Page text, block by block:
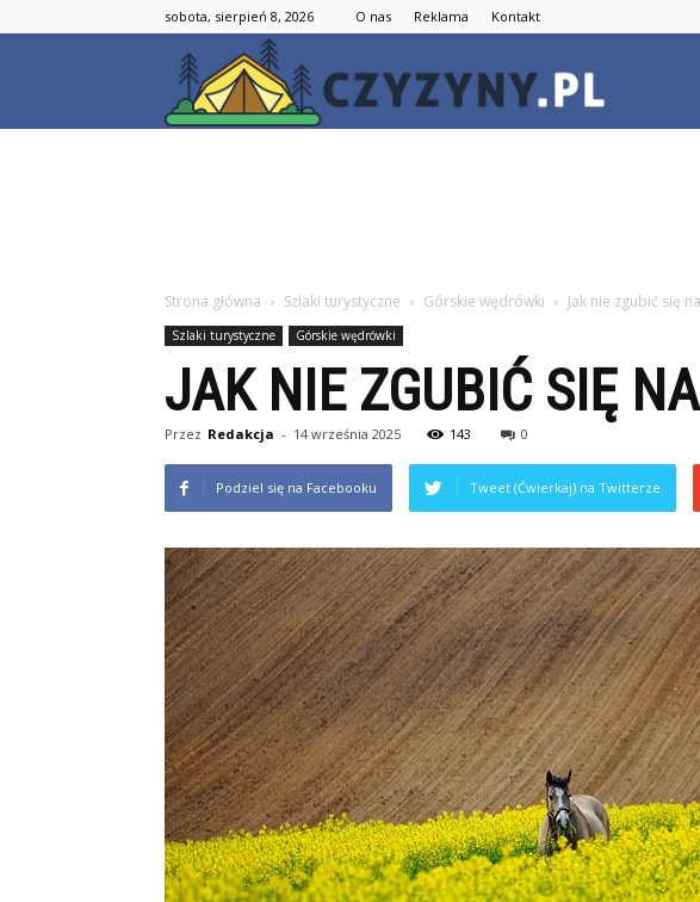
sobota, sierpień 8, 2026 O nas Reklama Kontakt
Strona główna Szlaki turystyczne Górskie wędrówki Jak nie zgubić się
Szlaki turystyczne Górskie wędrówki
JAK NIE ZGUBIĆ SIĘ
Przez Redakcja - 14 września 2025 143 0
Podziel się na Facebooku Tweet (Ćwierkaj) na Twitterze